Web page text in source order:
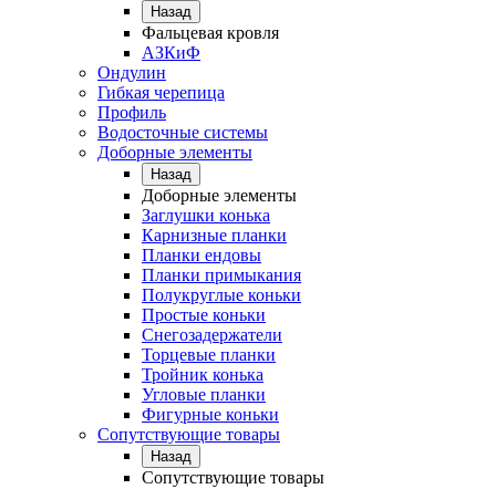
Назад
Фальцевая кровля
АЗКиФ
Ондулин
Гибкая черепица
Профиль
Водосточные системы
Доборные элементы
Назад
Доборные элементы
Заглушки конька
Карнизные планки
Планки ендовы
Планки примыкания
Полукруглые коньки
Простые коньки
Снегозадержатели
Торцевые планки
Тройник конька
Угловые планки
Фигурные коньки
Сопутствующие товары
Назад
Сопутствующие товары